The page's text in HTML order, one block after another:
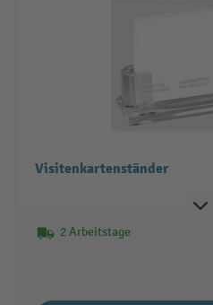
Visitenkartenständer
2 Arbeitstage